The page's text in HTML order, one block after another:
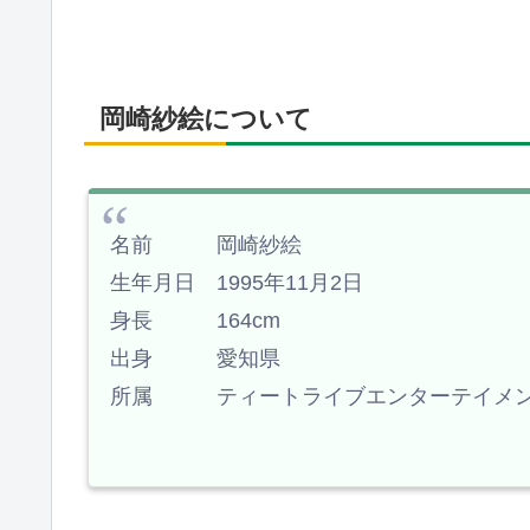
岡崎紗絵について
名前 岡崎紗絵
生年月日 1995年11月2日
身長 164cm
出身 愛知県
所属 ティートライブエンターテイメ